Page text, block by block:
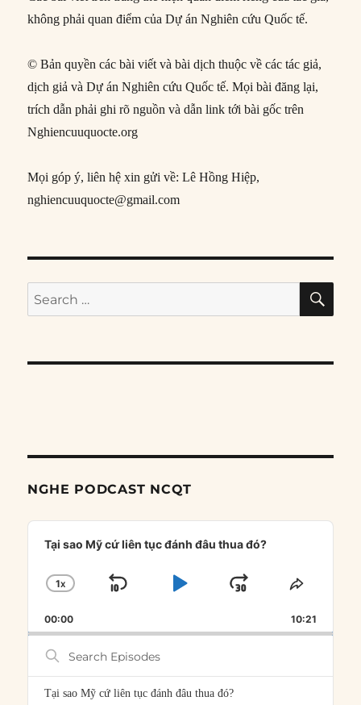
không phải quan điểm của Dự án Nghiên cứu Quốc tế.
© Bản quyền các bài viết và bài dịch thuộc về các tác giả,
dịch giả và Dự án Nghiên cứu Quốc tế. Mọi bài đăng lại,
trích dẫn phải ghi rõ nguồn và dẫn link tới bài gốc trên
Nghiencuuquocte.org
Mọi góp ý, liên hệ xin gửi về: Lê Hồng Hiệp,
nghiencuuquocte@gmail.com
Search
for:
NGHE PODCAST NCQT
Audio
Player
Tại sao Mỹ cứ liên tục đánh đâu thua đó?
CHANGE
RATE
1X
SKIP
PLAYJUMP
FORWARD
SHARE
00:00 10:21
Search
Episodes
Tại sao Mỹ cứ liên tục đánh đâu thua đó?